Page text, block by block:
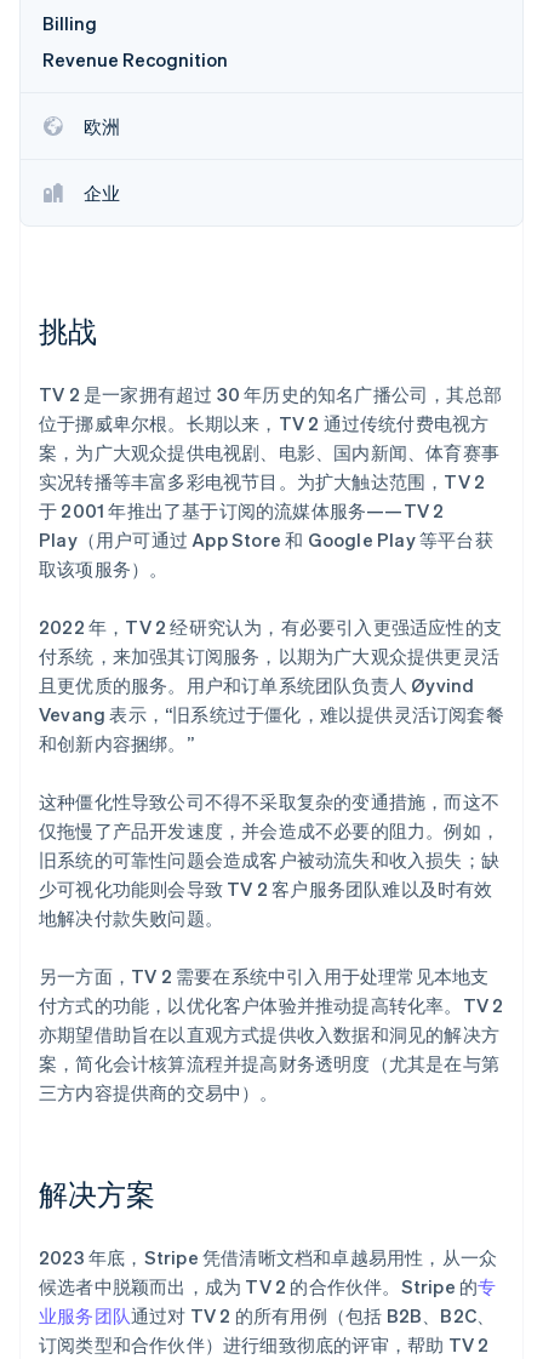
Product roadmap
Radar
Atlas
在线身份验证
Stripe Sessions 2026
了解 Stripe 如何为 AI 构建经济基础设施。
立即观看
Billing
Revenue Recognition
欧洲
企业
挑战
TV 2 是一家拥有超过 30 年历史的知名广播公司，其总部
位于挪威卑尔根。长期以来，TV 2 通过传统付费电视方
案，为广大观众提供电视剧、电影、国内新闻、体育赛事
实况转播等丰富多彩电视节目。为扩大触达范围，TV 2
于 2001 年推出了基于订阅的流媒体服务——TV 2
Play（用户可通过 App Store 和 Google Play 等平台获
取该项服务）。
2022 年，TV 2 经研究认为，有必要引入更强适应性的支
付系统，来加强其订阅服务，以期为广大观众提供更灵活
且更优质的服务。用户和订单系统团队负责人 Øyvind
Vevang 表示，“旧系统过于僵化，难以提供灵活订阅套餐
和创新内容捆绑。”
这种僵化性导致公司不得不采取复杂的变通措施，而这不
仅拖慢了产品开发速度，并会造成不必要的阻力。例如，
旧系统的可靠性问题会造成客户被动流失和收入损失；缺
少可视化功能则会导致 TV 2 客户服务团队难以及时有效
地解决付款失败问题。
另一方面，TV 2 需要在系统中引入用于处理常见本地支
付方式的功能，以优化客户体验并推动提高转化率。TV 2
亦期望借助旨在以直观方式提供收入数据和洞见的解决方
案，简化会计核算流程并提高财务透明度（尤其是在与第
三方内容提供商的交易中）。
解决方案
2023 年底，Stripe 凭借清晰文档和卓越易用性，从一众
候选者中脱颖而出，成为 TV 2 的合作伙伴。Stripe 的专
业服务团队通过对 TV 2 的所有用例（包括 B2B、B2C、
订阅类型和合作伙伴）进行细致彻底的评审，帮助 TV 2